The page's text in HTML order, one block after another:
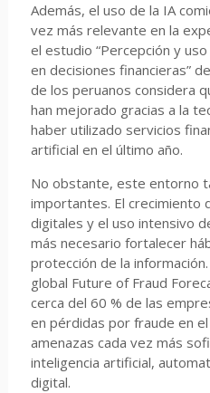
Además, el uso de la IA
vez más relevante en la
el estudio “Percepción y
en decisiones financieras”
de los peruanos considera
han mejorado gracias a la
haber utilizado servicios
artificial en el último año.
No obstante, este entorno
importantes. El crecimiento
digitales y el uso intensivo
más necesario fortalecer
protección de la
global Future of Fraud
cerca del 60 % de las
en pérdidas por fraude en
amenazas cada vez más
inteligencia artificial,
digital.